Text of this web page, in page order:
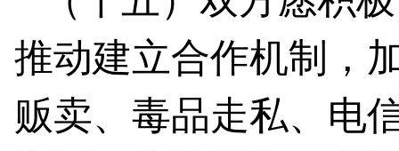
推动建立合作机制，
贩卖、毒品走私、电